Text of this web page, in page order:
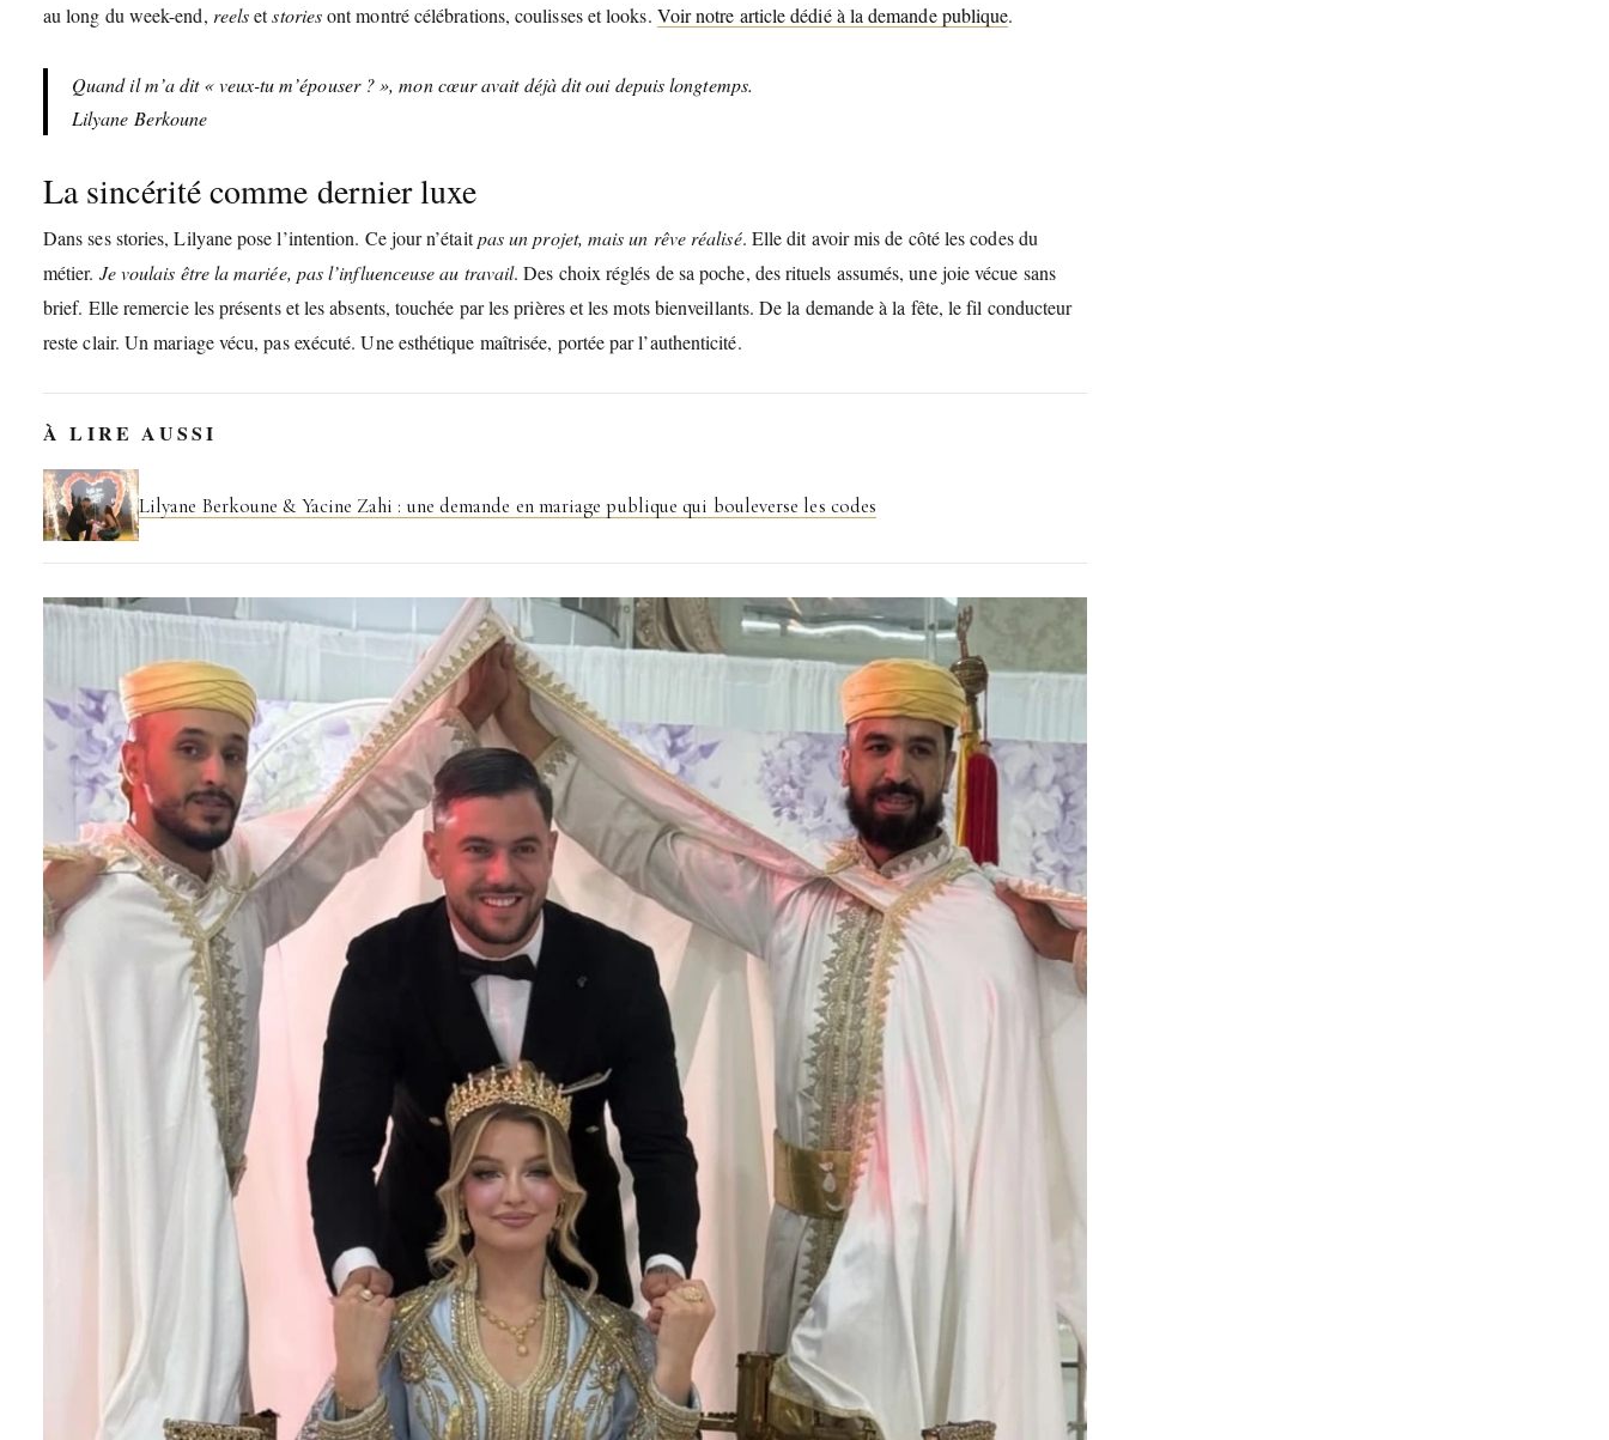
au long du week-end, reelsetstoriesont montré célébrations, coulisses et looks. Voir notre article dédié à la demande publique.
Quand il m’a dit « veux-tu m’épouser ? », mon cœur avait déjà dit oui depuis longtemps.
Lilyane Berkoune
La sincérité comme dernier luxe
Dans ses stories, Lilyane pose l’intention. Ce jour n’étaitpas un projet, mais un rêve réalisé. Elle dit avoir mis de côté les codes du
métier. Je voulais être la mariée, pas l’influenceuse au travail. Des choix réglés de sa poche, des rituels assumés, une joie vécue sans
brief. Elle remercie les présents et les absents, touchée par les prières et les mots bienveillants. De la demande à la fête, le fil conducteur
reste clair. Un mariage vécu, pas exécuté. Une esthétique maîtrisée, portée par l’authenticité.
À LIRE AUSSI
Lilyane Berkoune & Yacine Zahi : une demande en mariage publique qui bouleverse les codes